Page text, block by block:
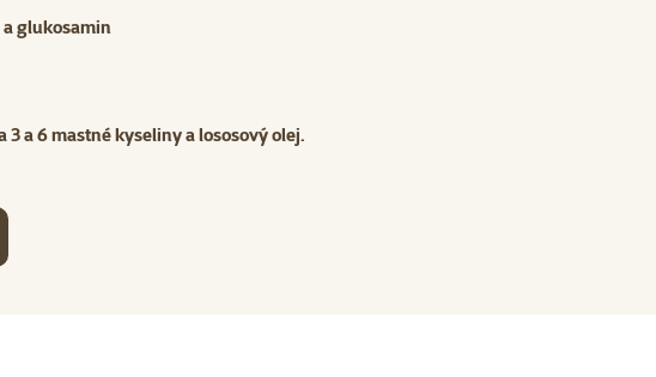
a glukosamin
3 a 6 mastné kyseliny a lososový olej.